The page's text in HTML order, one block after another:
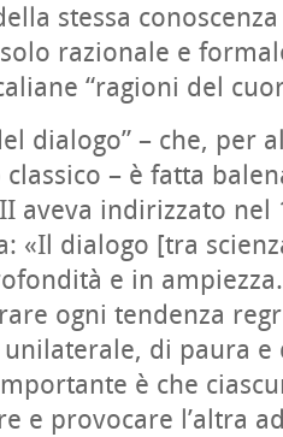
stessa
razionale e
“ragioni del
dialogo” – che, per
classico – è fatta
aveva indirizzato
«Il dialogo [tra
e in
ogni tendenza
di paura e
è che
e provocare l’altra